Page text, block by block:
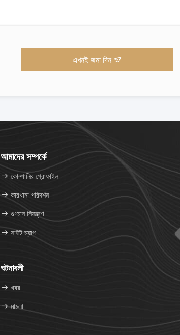
এখনই জমা দিন
আমাদের সম্পর্কে
কোম্পানির প্রোফাইল
কারখানা পরিদর্শন
গুণমান নিয়ন্ত্রণ
সাইট ম্যাপ
ঘটনাবলী
খবর
মামলা